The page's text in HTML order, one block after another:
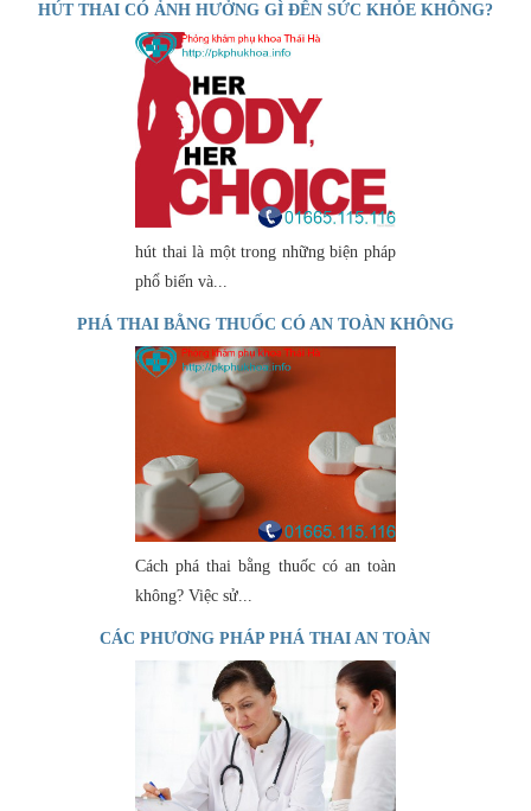
HÚT THAI CÓ ẢNH HƯỞNG GÌ ĐẾN SỨC KHỎE KHÔNG?
hút thai là một trong những biện pháp
phổ biến và...
PHÁ THAI BẰNG THUỐC CÓ AN TOÀN KHÔNG
Cách phá thai bằng thuốc có an toàn
không? Việc sử...
CÁC PHƯƠNG PHÁP PHÁ THAI AN TOÀN